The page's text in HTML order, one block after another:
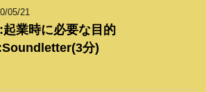
05/21
起業時に必要な目的
分)